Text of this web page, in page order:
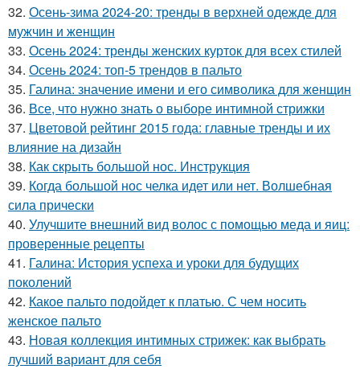
32. Осень-зима 2024-20: тренды в верхней одежде для
мужчин и женщин
33. Осень 2024: тренды женских курток для всех стилей
34. Осень 2024: топ-5 трендов в пальто
35. Галина: значение имени и его символика для женщин
36. Все, что нужно знать о выборе интимной стрижки
37. Цветовой рейтинг 2015 года: главные тренды и их
влияние на дизайн
38. Как скрыть большой нос. Инструкция
39. Когда большой нос челка идет или нет. Волшебная
сила прически
40. Улучшите внешний вид волос с помощью меда и яиц:
проверенные рецепты
41. Галина: История успеха и уроки для будущих
поколений
42. Какое пальто подойдет к платью. С чем носить
женское пальто
43. Новая коллекция интимных стрижек: как выбрать
лучший вариант для себя